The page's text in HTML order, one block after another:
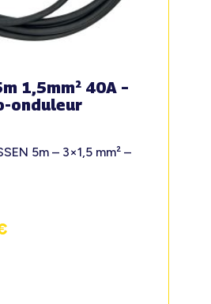
1,5mm² 40A –
onduleur
5m – 3×1,5 mm² –